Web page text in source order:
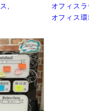
オフィス
オフィス